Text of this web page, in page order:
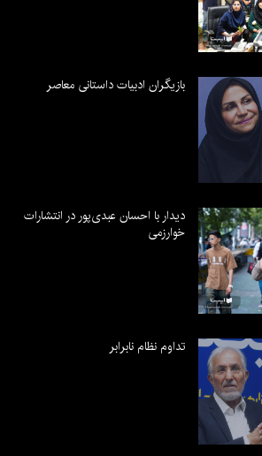
بازیگران ادبیات داستانی معاصر
دیدار با احسان عبدی‌پور در انتشارات
خوارزمی
تداوم نظام نابرابر